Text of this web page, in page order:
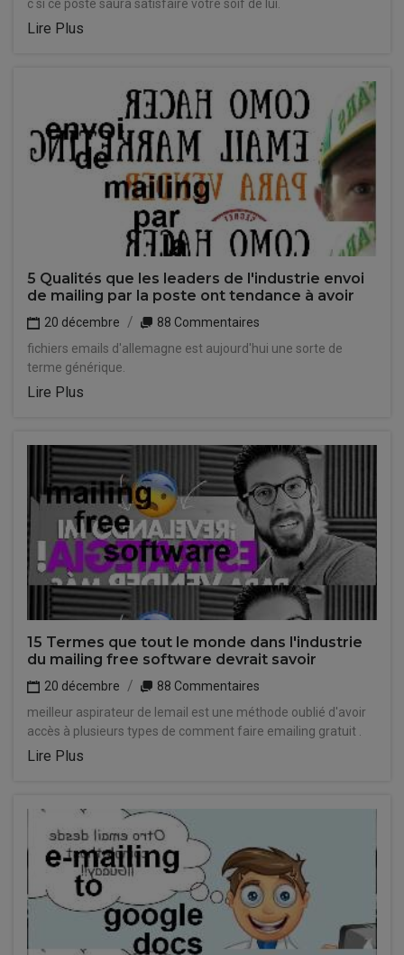
c si ce poste saura satisfaire votre soif de lui.
Lire Plus
5 Qualités que les leaders de l'industrie envoi
de mailing par la poste ont tendance à avoir
20 décembre
88 Commentaires
fichiers emails d'allemagne est aujourd'hui une sorte de
terme générique.
Lire Plus
15 Termes que tout le monde dans l'industrie
du mailing free software devrait savoir
20 décembre
88 Commentaires
meilleur aspirateur de lemail est une méthode oublié d'avoir
accès à plusieurs types de comment faire emailing gratuit .
Lire Plus